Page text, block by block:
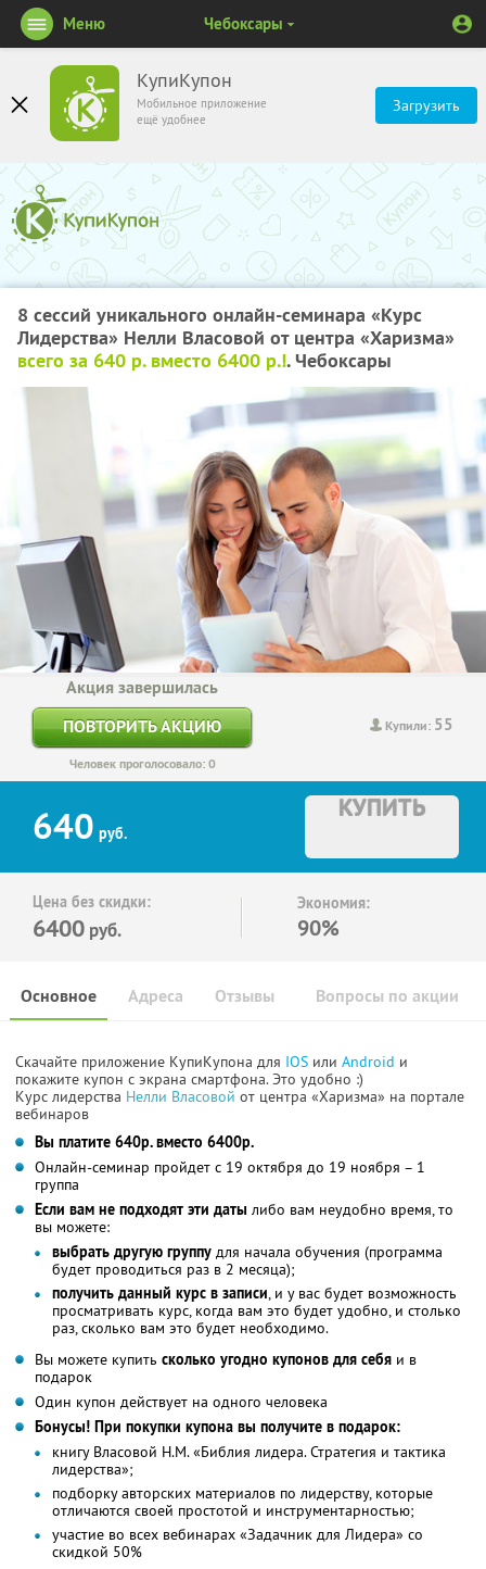
КупиКупон
Мобильное приложение
ещё удобнее
Загрузить
Меню Чебоксары
8 сессий уникального онлайн-семинара «Курс
Лидерства» Нелли Власовой от центра «Харизма»
всего за 640 р. вместо 6400 р.!. Чебоксары
Купили: 55
Акция завершилась
ПОВТОРИТЬ АКЦИЮ
Человек проголосовало: 0
640 руб.
КУПИТЬ
Цена без скидки:
6400 руб.
Экономия:
90%
Основное Отзывы Вопросы по акции
Адреса
Скачайте приложение КупиКупона для IOS или Android и
покажите купон с экрана смартфона. Это удобно :)
Курс лидерства Нелли Власовой от центра «Харизма» на портале
вебинаров
Вы платите 640р. вместо 6400р.
Онлайн-семинар пройдет с 19 октября до 19 ноября – 1
группа
Если вам не подходят эти даты либо вам неудобно время, то
вы можете:
выбрать другую группу для начала обучения (программа
будет проводиться раз в 2 месяца);
получить данный курс в записи, и у вас будет возможность
просматривать курс, когда вам это будет удобно, и столько
раз, сколько вам это будет необходимо.
Вы можете купить сколько угодно купонов для себя и в
подарок
Один купон действует на одного человека
Бонусы! При покупки купона вы получите в подарок:
книгу Власовой Н.М. «Библия лидера. Стратегия и тактика
лидерства»;
подборку авторских материалов по лидерству, которые
отличаются своей простотой и инструментарностью;
участие во всех вебинарах «Задачник для Лидера» со
скидкой 50%